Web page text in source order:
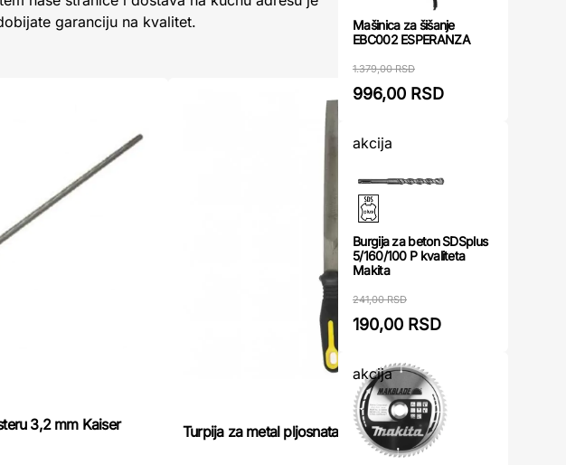
garanciju na kvalitet.
3,2 mm Kaiser
Turpija za metal pljosnata TOPEX
Mašinica za šišanje
EBC002 ESPERANZA
1.379,00 RSD
996,00 RSD
akcija
Burgija za beton SDSplus
5/160/100 P kvaliteta
Makita
241,00 RSD
190,00 RSD
akcija